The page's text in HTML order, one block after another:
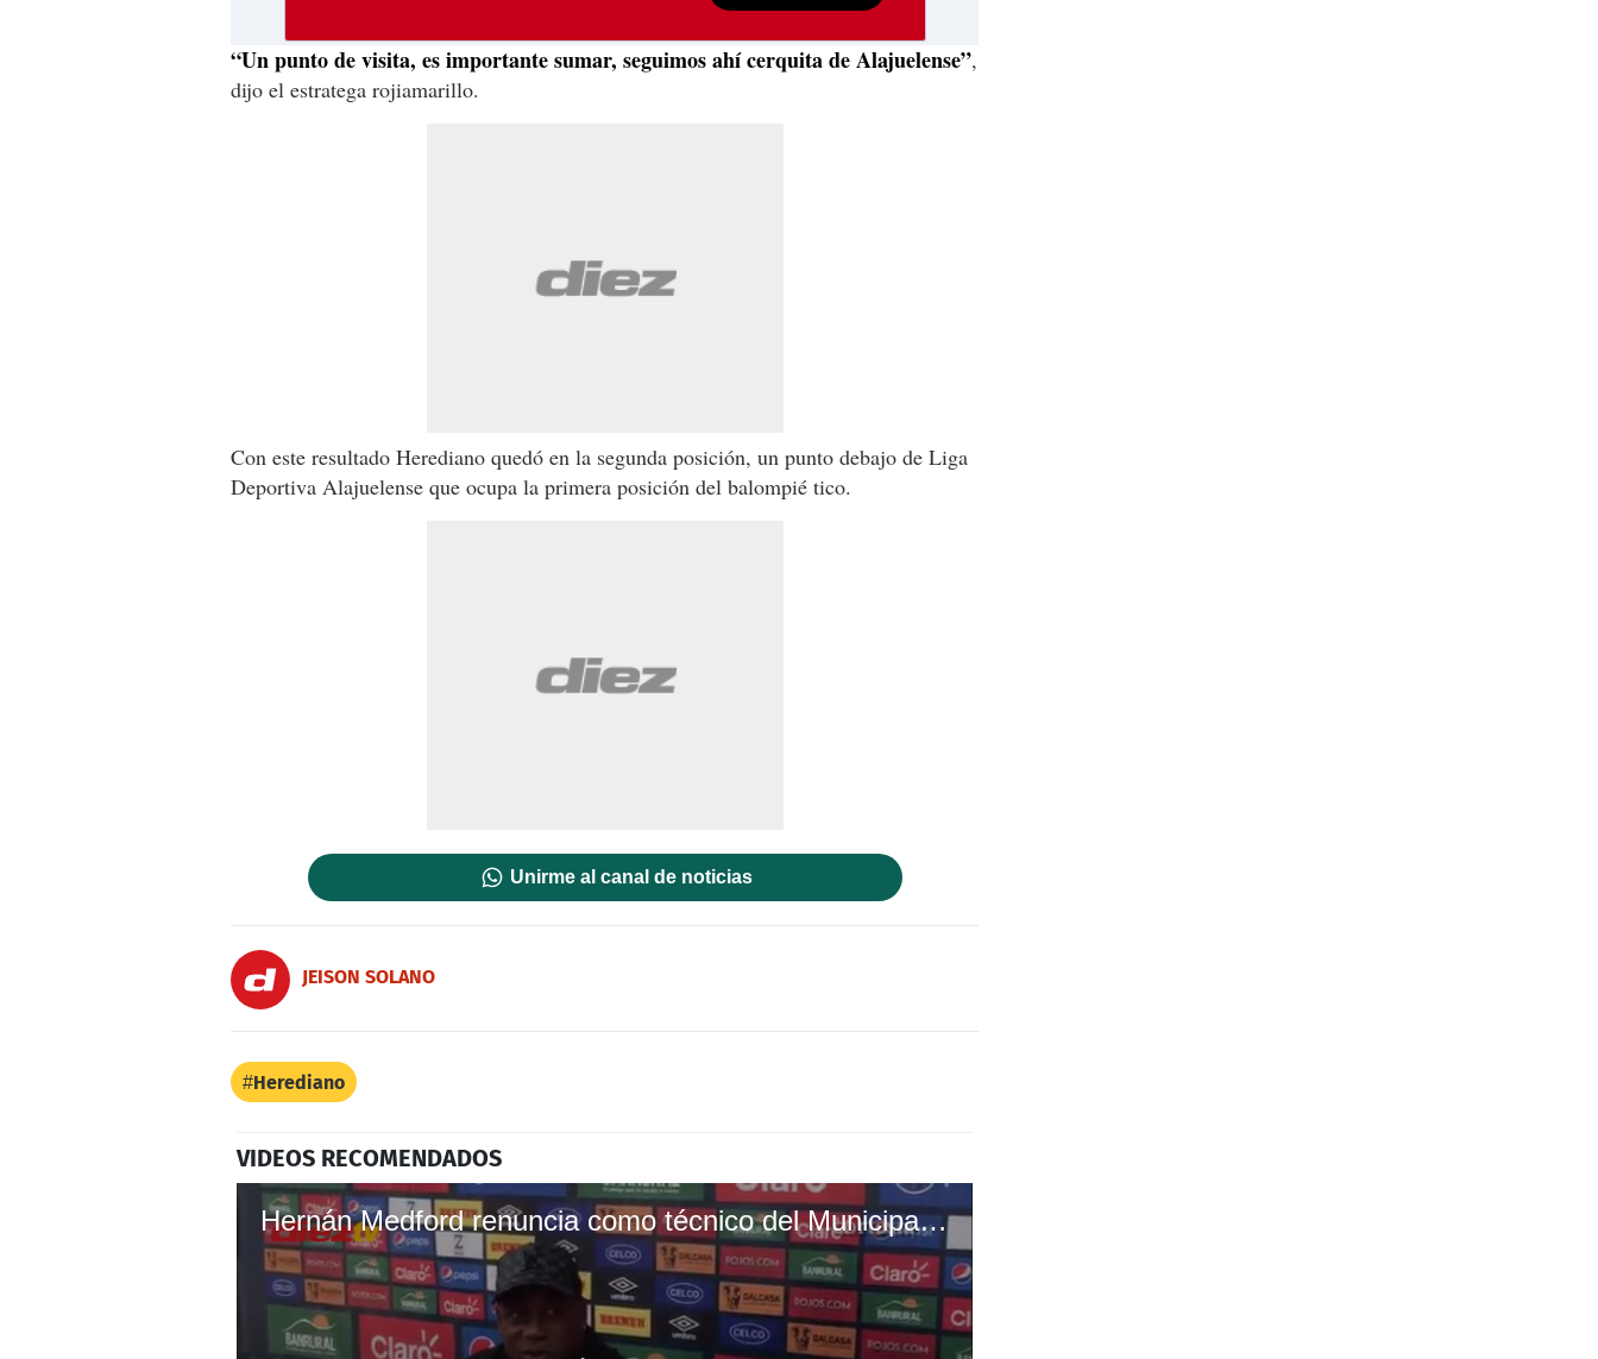
“Un punto de visita, es importante sumar, seguimos ahí cerquita de Alajuelense”,
dijo el estratega rojiamarillo.
Con este resultado Herediano quedó en la segunda posición, un punto debajo de Liga
Deportiva Alajuelense que ocupa la primera posición del balompié tico.
Unirme al canal de noticias
JEISON SOLANO
Herediano
VIDEOS RECOMENDADOS
Hernán Medford renuncia como técnico del Municipal de Guatemala